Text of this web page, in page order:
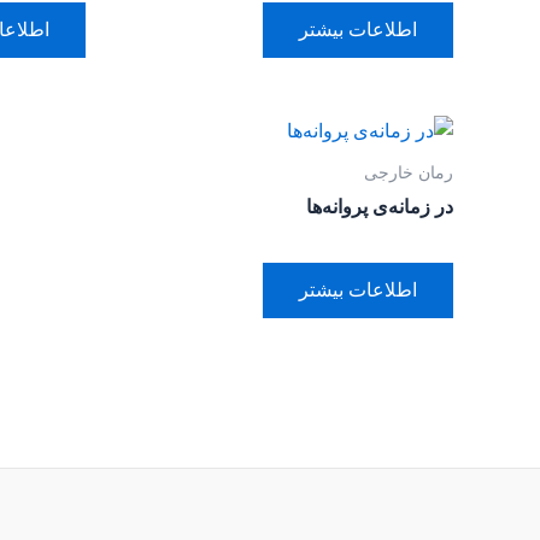
اطلاعات بیشتر
رمان خارجی
در زمانه‌ی پروانه‌ها
اطلاعات بیشتر